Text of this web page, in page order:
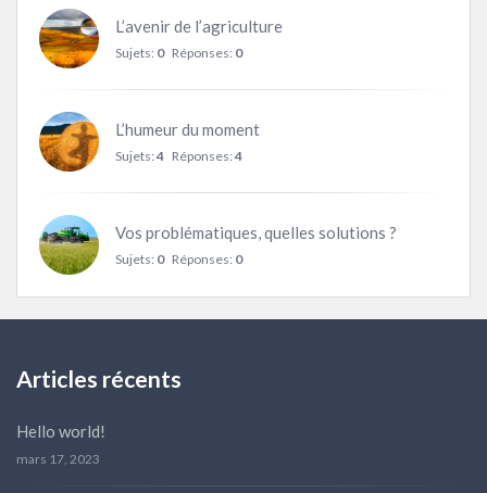
L’avenir de l’agriculture
Sujets: 0 Réponses: 0
L’humeur du moment
Sujets: 4 Réponses: 4
Vos problématiques, quelles solutions ?
Sujets: 0 Réponses: 0
Articles récents
Hello world!
mars 17, 2023